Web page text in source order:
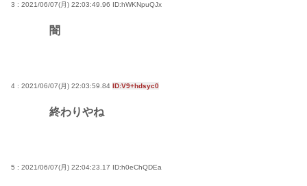
3 : 2021/06/07(月) 22:03:49.96 ID:hWKNpuQJx
闇
4 : 2021/06/07(月) 22:03:59.84 ID:V9+hdsyc0
終わりやね
5 : 2021/06/07(月) 22:04:23.17 ID:h0eChQDEa